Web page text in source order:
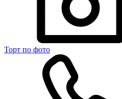
Торт по фото